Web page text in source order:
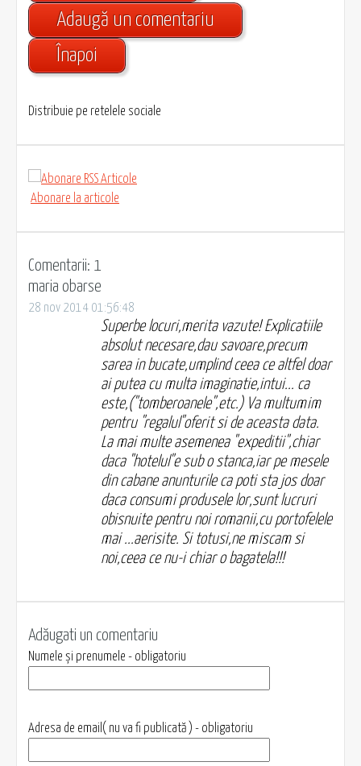
Adaugă un comentariu
Înapoi
Distribuie pe retelele sociale
Abonare la articole
Comentarii: 1
maria obarse
28 nov 2014 01:56:48
Superbe locuri,merita vazute! Explicatiile
absolut necesare,dau savoare,precum
sarea in bucate,umplind ceea ce altfel doar
ai putea cu multa imaginatie,intui... ca
este,("tomberoanele",etc.) Va multumim
pentru "regalul"oferit si de aceasta data.
La mai multe asemenea "expeditii",chiar
daca "hotelul"e sub o stanca,iar pe mesele
din cabane anunturile ca poti sta jos doar
daca consumi produsele lor,sunt lucruri
obisnuite pentru noi romanii,cu portofelele
mai ...aerisite. Si totusi,ne miscam si
noi,ceea ce nu-i chiar o bagatela!!!
Adăugati un comentariu
Numele și prenumele - obligatoriu
Adresa de email( nu va fi publicată ) - obligatoriu